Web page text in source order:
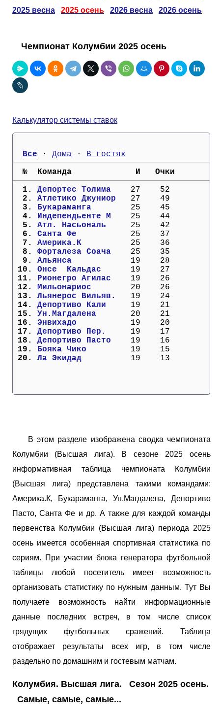
RSS
Чемпионат Европы
Кубок Европы (отбор)
Telegram Bot
2025 весна
2025 осень 2026 весна 2026 осень
Чемпионат Колумбии 2025 осень
Калькулятор системы ставок
Все · Дома ·
В гостях
  №  Команда             И   Очки
  1.
Депортес Толима
  27    52
  2.
Атлетико Джуниор
  27    49
  3.
Букараманга
  25    45
  4.
Индепендьенте М
  25    44
  5.
Атл. Насьональ
  25    42
  6.
Санта Фе
  25    37
  7.
Америка.К
  25    36
  8.
Форталеза Соача
  25    35
  9.
Альянса
  19    28
10. Онсе  Кальдас
  19    27
11.
Рионегро Агилас
  19    26
12.
Мильонариос
  20    26
13. Льянерос Вильяв.
  19    24
14. Депортиво Кали
  19    21
15. Ун.Магдалена
  20    21
16. Энвихадо
  19    20
17. Депортиво Пер.
  19    17
18. Депортиво Пасто
  19    16
19.
Бояка Чико
  19    15
20. Ла Экидад
  19    13
В этом разделе изображена сводка чемпионата
Колумбии (Высшая лига). В сезоне 2025 осень
информативная таблица чемпионата Колумбии
(Высшая лига) представлена такими командами:
Америка.К, Букараманга, Ун.Магдалена, Депортиво
Пасто, Санта Фе и др. А также для каждой команды
первенства Колумбии (Высшая лига) периода 2025
осень имеется особенная спортивная статистика по
сериям. При участии блока генератора футбольной
таблицы любой посетитель имеет возможность
организовать статистику по нужным данным. Тут Вы
получаете возможность найти информационные
данные последних встреч, в том числе список
грядущих футбольных сражений. Таблица
отображает результаты всех игр, в том числе
раздельно по домашним и гостевым матчам.
Колумбия. Высшая лига. Сезон 2025 осень.
Самые, самые, самые...